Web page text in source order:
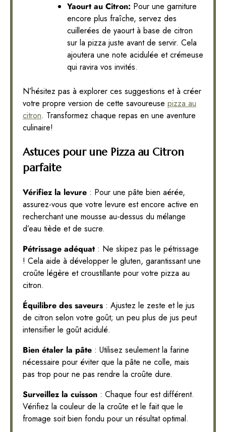
Yaourt au Citron: Pour une garniture
encore plus fraîche, servez des
cuillerées de yaourt à base de citron
sur la pizza juste avant de servir. Cela
ajoutera une note acidulée et crémeuse
qui ravira vos invités.
N’hésitez pas à explorer ces suggestions et à créer
votre propre version de cette savoureuse pizza au
citron. Transformez chaque repas en une aventure
culinaire!
Astuces pour une Pizza au Citron
parfaite
Vérifiez la levure : Pour une pâte bien aérée,
assurez-vous que votre levure est encore active en
recherchant une mousse au-dessus du mélange
d’eau tiède et de sucre.
Pétrissage adéquat : Ne skipez pas le pétrissage
! Cela aide à développer le gluten, garantissant une
croûte légère et croustillante pour votre pizza au
citron.
Équilibre des saveurs : Ajustez le zeste et le jus
de citron selon votre goût; un peu plus de jus peut
intensifier le goût acidulé.
Bien étaler la pâte : Utilisez seulement la farine
nécessaire pour éviter que la pâte ne colle, mais
pas trop pour ne pas rendre la croûte dure.
Surveillez la cuisson : Chaque four est différent.
Vérifiez la couleur de la croûte et le fait que le
fromage soit bien fondu pour un résultat optimal.